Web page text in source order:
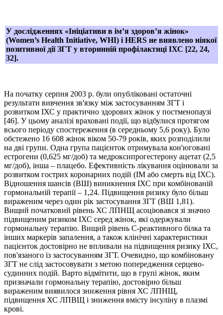
У дослідженнях «Ініціативи в ім’я здоров’я жінок»
(Women’s Health Initiative, WHI) і HERS не виявлено ніякої
позитивної дії ЗГТ у вторинній профілактиці ІХС [22, 24,
32].
На початку серпня 2003 р. були опубліковані остаточні
результати вивчення зв'язку між застосуванням ЗГТ і
розвитком ІХС у практично здорових жінок у постменопаузі
[46]. У цьому аналізі враховані події, що відбулися протягом
всього періоду спостереження (в середньому 5,6 року). Було
обстежено 16 608 жінок віком 50-79 років, яких розподілили
на дві групи. Одна група пацієнток отримувала кон'юговані
естрогени (0,625 мг/доб) та медроксипрогестерону ацетат (2,5
мг/доб), інша – плацебо. Ефективність лікування оцінювали за
розвитком гострих коронарних подій (ІМ або смерть від ІХС).
Відношення шансів (ВШ) виникнення ІХС при комбінованій
гормональній терапії – 1,24. Підвищення ризику було більш
вираженим через один рік застосування ЗГТ (ВШ 1,81).
Вищий початковий рівень ХС ЛПНЩ асоціювався зі значно
підвищеним ризиком ІХС серед жінок, які одержували
гормональну терапію. Вищий рівень С-реактивного білка та
інших маркерів запалення, а також клінічні характеристики
пацієнток достовірно не впливали на підвищення ризику ІХС,
пов'язаного із застосуванням ЗГТ. Очевидно, що комбіновану
ЗГТ не слід застосовувати з метою попередження серцево-
судинних подій. Варто відмітити, що в групі жінок, яким
призначали гормональну терапію, достовірно більш
вираженим виявилося зниження рівня ХС ЛПНЩ,
підвищення ХС ЛПВЩ і зниження вмісту інсуліну в плазмі
крові.